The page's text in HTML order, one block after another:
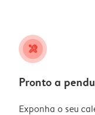
tools
Pronto a
Exponha o seu